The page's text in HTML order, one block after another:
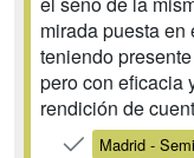
mirada puesta en
teniendo
pero con eficacia
rendición de
Madrid -